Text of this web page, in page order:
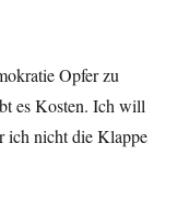
Opfer zu
es Kosten. Ich will
ich nicht die Klappe